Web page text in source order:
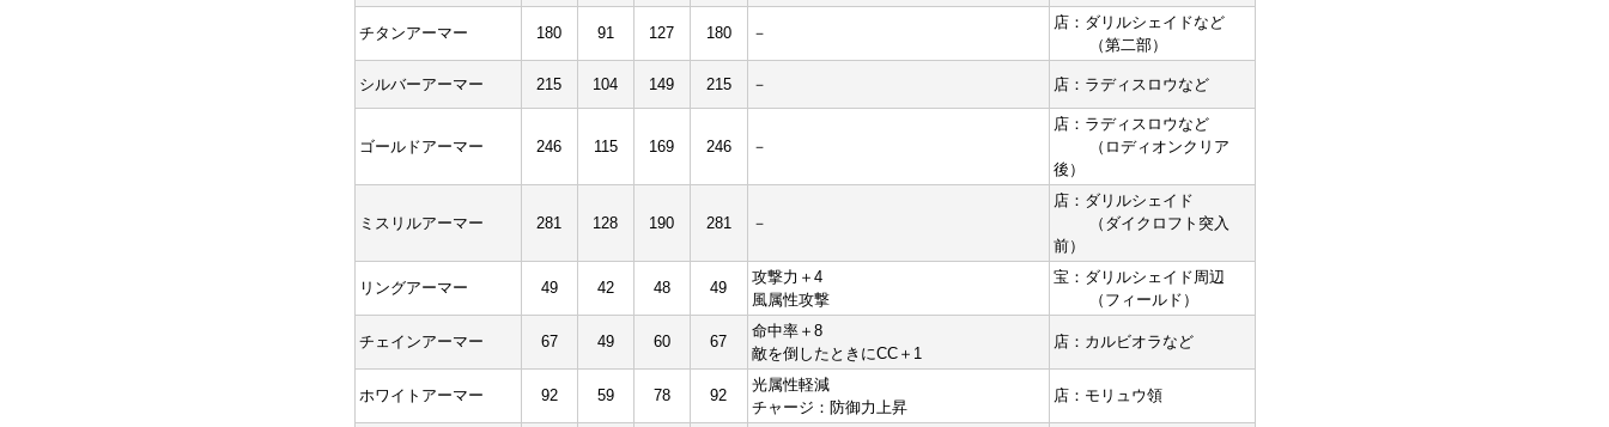
チタンアーマー 180 91 127 180 －
店：ダリルシェイドなど
（第二部）
シルバーアーマー 215 104 149 215 － 店：ラディスロウなど
ゴールドアーマー 246 115 169 246 －
店：ラディスロウなど
（ロディオンクリア
後）
ミスリルアーマー 281 128 190 281 －
店：ダリルシェイド
（ダイクロフト突入
前）
リングアーマー 49 42 48 49
攻撃力＋4
風属性攻撃
宝：ダリルシェイド周辺
（フィールド）
チェインアーマー 67 49 60 67
命中率＋8
敵を倒したときにCC＋1
店：カルビオラなど
ホワイトアーマー 92 59 78 92
光属性軽減
チャージ：防御力上昇
店：モリュウ領